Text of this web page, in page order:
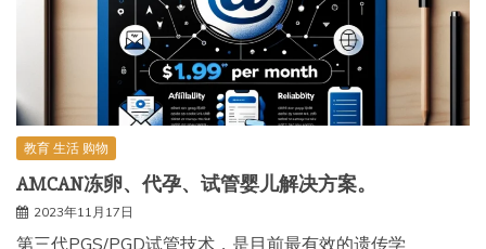
教育 生活 购物
AMCAN冻卵、代孕、试管婴儿解决方案。
2023年11月17日
第三代PGS/PGD试管技术，是目前最有效的遗传学